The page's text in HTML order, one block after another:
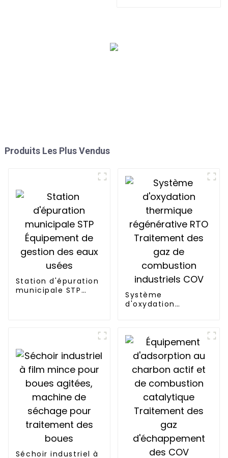
Produits Les Plus Vendus
Station d'épuration
municipale STP
Système
d'oxydation
Traitement des gaz
de combustion
industriels COV
Séchoir industriel à